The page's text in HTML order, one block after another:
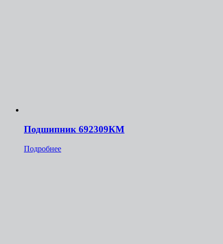
Подшипник 692309КМ
Подробнее